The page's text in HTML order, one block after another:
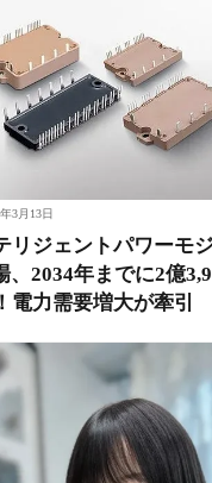
3月13日
リジェントパワーモ
、2034年までに2億
電力需要増大が牽引